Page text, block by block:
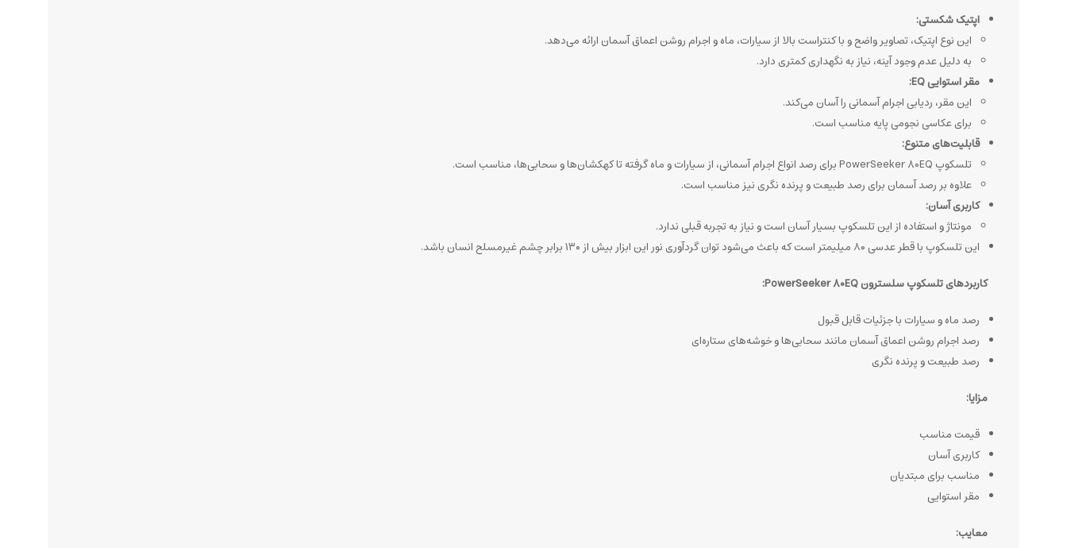
اپتیک شکستی:
این نوع اپتیک، تصاویر واضح و با کنتراست بالا از سیارات، ماه و اجرام روشن اعماق آسمان ارائه می‌دهد.
به دلیل عدم وجود آینه، نیاز به نگهداری کمتری دارد.
مقر استوایی EQ:
این مقر، ردیابی اجرام آسمانی را آسان می‌کند.
برای عکاسی نجومی پایه مناسب است.
قابلیت‌های متنوع:
تلسکوپ PowerSeeker 80EQ برای رصد انواع اجرام آسمانی، از سیارات و ماه گرفته تا کهکشان‌ها و سحابی‌ها، مناسب است.
علاوه بر رصد آسمان برای رصد طبیعت و پرنده نگری نیز مناسب است.
کاربری آسان:
مونتاژ و استفاده از این تلسکوپ بسیار آسان است و نیاز به تجربه قبلی ندارد.
این تلسکوپ با قطر عدسی ۸۰ میلیمتر است که باعث می‌شود توان گردآوری نور این ابزار بیش از ۱۳۰ برابر چشم غیرمسلح انسان باشد.
کاربردهای تلسکوپ سلسترون PowerSeeker 80EQ:
رصد ماه و سیارات با جزئیات قابل قبول
رصد اجرام روشن اعماق آسمان مانند سحابی‌ها و خوشه‌های ستاره‌ای
رصد طبیعت و پرنده نگری
مزایا:
قیمت مناسب
کاربری آسان
مناسب برای مبتدیان
مقر استوایی
معایب: